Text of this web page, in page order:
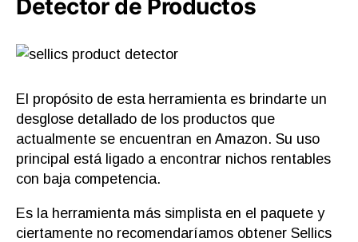
Detector de Productos
El propósito de esta herramienta es brindarte un
desglose detallado de los productos que
actualmente se encuentran en Amazon. Su uso
principal está ligado a encontrar nichos rentables
con baja competencia.
Es la herramienta más simplista en el paquete y
ciertamente no recomendaríamos obtener Sellics